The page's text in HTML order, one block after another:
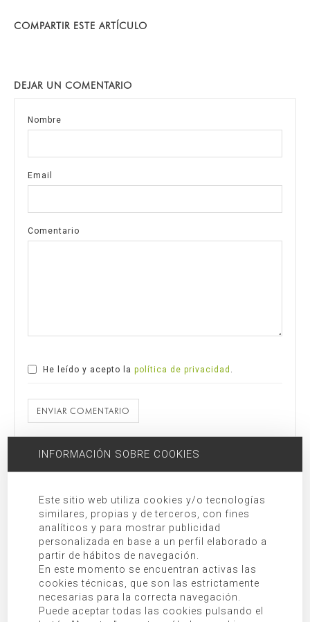
COMPARTIR ESTE ARTÍCULO
DEJAR UN COMENTARIO
Nombre
Email
Comentario
He leído y acepto la política de privacidad .
ENVIAR COMENTARIO
Responsable:MORAGUES PUGA, S.L.P.U
leído y acepto la política de privacidad”.
Destinatarios:Cesiones y/o transferencias a terceras empresas
y/o organismos tal y como se indica en la información adicional.
Derechos:
Acceso, rectificación, oposición, limitación, así como
otros derechos debidamente recogidos en la información
adicional.
Información adicional:Puede consultar información adicional en
INFORMACIÓN SOBRE COOKIES
Este sitio web utiliza cookies y/o tecnologías
similares, propias y de terceros, con fines
analíticos y para mostrar publicidad
personalizada en base a un perfil elaborado a
partir de hábitos de navegación.
En este momento se encuentran activas las
cookies técnicas, que son las estrictamente
necesarias para la correcta navegación.
Puede aceptar todas las cookies pulsando el